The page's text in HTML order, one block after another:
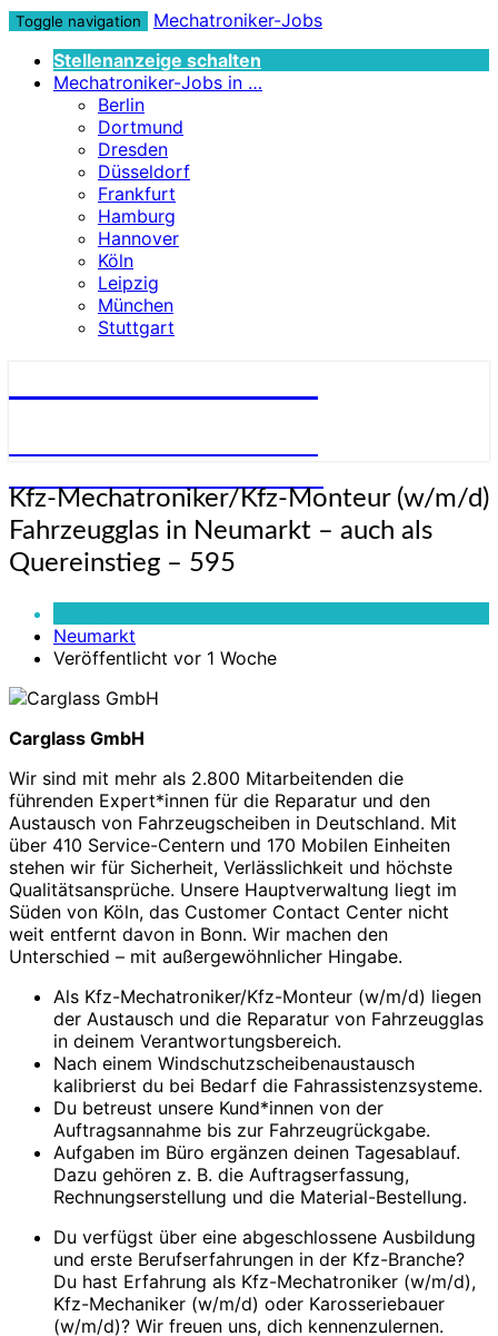
Toggle navigation
Mechatroniker-Jobs
Stellenanzeige schalten
Mechatroniker-Jobs in …
Berlin
Dortmund
Dresden
Düsseldorf
Frankfurt
Hamburg
Hannover
Köln
Leipzig
München
Stuttgart
Kfz-
Mechatroniker/Kfz-
Monteur
(w/m/d)
Fahrzeugglas
Neumarkt
als
Quereinstieg
–
Kfz-Mechatroniker/Kfz-Monteur (w/m/d)
Fahrzeugglas in Neumarkt – auch als
Quereinstieg – 595
Neumarkt
Veröffentlicht vor 1 Woche
Carglass GmbH
Wir sind mit mehr als 2.800 Mitarbeitenden die
führenden Expert*innen für die Reparatur und den
Austausch von Fahrzeugscheiben in Deutschland. Mit
über 410 Service-Centern und 170 Mobilen Einheiten
stehen wir für Sicherheit, Verlässlichkeit und höchste
Qualitätsansprüche. Unsere Hauptverwaltung liegt im
Süden von Köln, das Customer Contact Center nicht
weit entfernt davon in Bonn. Wir machen den
Unterschied – mit außergewöhnlicher Hingabe.
Als Kfz-Mechatroniker/Kfz-Monteur (w/m/d) liegen
der Austausch und die Reparatur von Fahrzeugglas
in deinem Verantwortungsbereich.
Nach einem Windschutzscheibenaustausch
kalibrierst du bei Bedarf die Fahrassistenzsysteme.
Du betreust unsere Kund*innen von der
Auftragsannahme bis zur Fahrzeugrückgabe.
Aufgaben im Büro ergänzen deinen Tagesablauf.
Dazu gehören z. B. die Auftragserfassung,
Rechnungserstellung und die Material-Bestellung.
Du verfügst über eine abgeschlossene Ausbildung
und erste Berufserfahrungen in der Kfz-Branche?
Du hast Erfahrung als Kfz-Mechatroniker (w/m/d),
Kfz-Mechaniker (w/m/d) oder Karosseriebauer
(w/m/d)? Wir freuen uns, dich kennenzulernen.